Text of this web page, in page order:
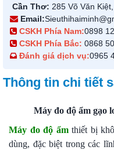
Cần Thơ: 285 Võ Văn
Email:
CSKH Phía Nam:0898
CSKH Phía Bắc: 0868
Đánh giá dịch vụ:0965
Thông tin chi tiết
Máy đo độ ẩm gạo
Máy đo độ ẩmthiết bị
dùng, đặc biệt trong các